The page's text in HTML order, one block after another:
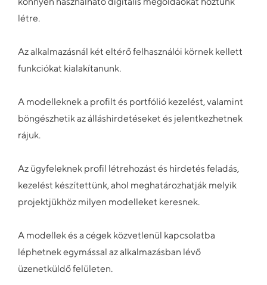
létre.
Az alkalmazásnál két eltérő felhasználói körnek kellett
funkciókat kialakítanunk.
A modelleknek a profilt és portfólió kezelést, valamint
böngészhetik az álláshirdetéseket és jelentkezhetnek
rájuk.
Az ügyfeleknek profil létrehozást és hirdetés feladás,
kezelést készítettünk, ahol meghatározhatják melyik
projektjükhöz milyen modelleket keresnek.
A modellek és a cégek közvetlenül kapcsolatba
léphetnek egymással az alkalmazásban lévő
üzenetküldő felületen.